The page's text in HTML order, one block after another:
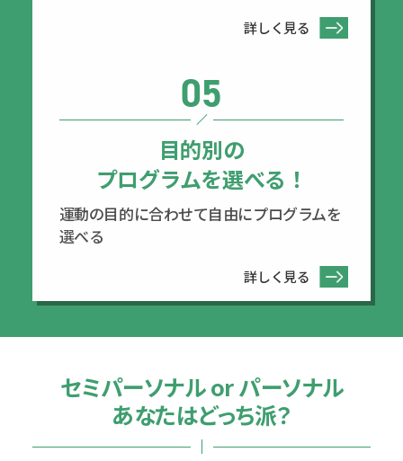
詳しく見る
05
目的別の
プログラムを選べる！
運動の目的に合わせて自由にプログラムを
選べる
詳しく見る
セミパーソナル or パーソナル
あなたはどっち派？